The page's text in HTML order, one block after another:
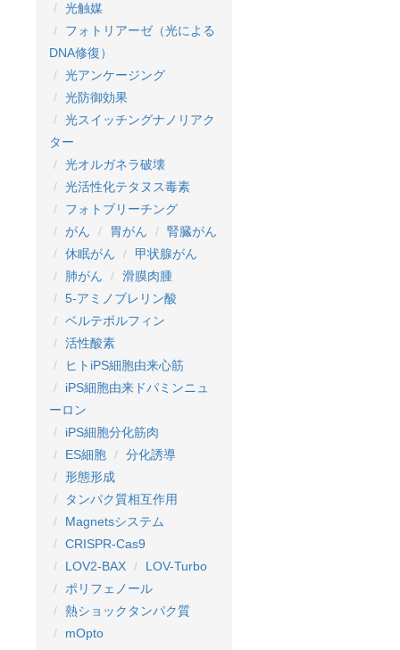
光触媒
フォトリアーゼ（光による
DNA修復）
光アンケージング
光防御効果
光スイッチングナノリアク
ター
光オルガネラ破壊
光活性化テタヌス毒素
フォトブリーチング
がん
胃がん
腎臓がん
休眠がん
甲状腺がん
肺がん
滑膜肉腫
5-アミノブレリン酸
ベルテポルフィン
活性酸素
ヒトiPS細胞由来心筋
iPS細胞由来ドパミンニュ
ーロン
iPS細胞分化筋肉
ES細胞
分化誘導
形態形成
タンパク質相互作用
Magnetsシステム
CRISPR-Cas9
LOV2-BAX
LOV-Turbo
ポリフェノール
熱ショックタンパク質
mOpto